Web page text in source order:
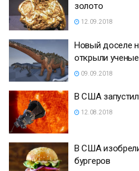
золото
12.09.2018
Новый доселе
открыли ученые
09.09.2018
В США
12.08.2018
В США
бургеров